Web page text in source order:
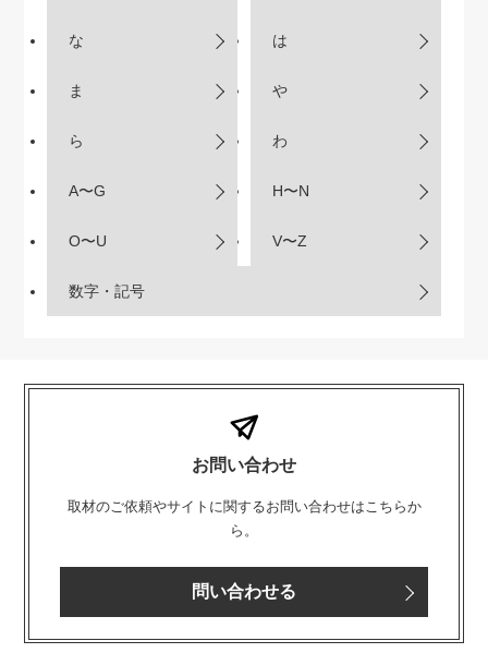
な は
ま や
ら わ
A〜G H〜N
O〜U V〜Z
数字・記号
お問い合わせ
取材のご依頼やサイトに関するお問い合わせはこちらか
ら。
問い合わせる